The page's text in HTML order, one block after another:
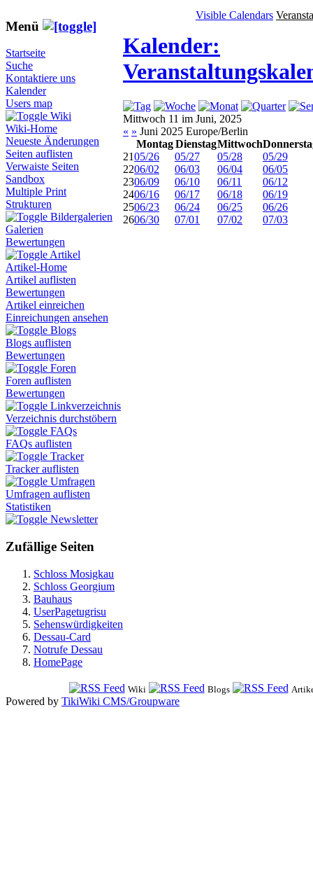
Menü
Startseite
Suche
Kontaktiere uns
Kalender
Users map
Wiki
Wiki-Home
Neueste Änderungen
Seiten auflisten
Verwaiste Seiten
Sandbox
Multiple Print
Strukturen
Bildergalerien
Galerien
Bewertungen
Artikel
Artikel-Home
Artikel auflisten
Bewertungen
Artikel einreichen
Einreichungen ansehen
Blogs
Blogs auflisten
Bewertungen
Foren
Foren auflisten
Bewertungen
Linkverzeichnis
Verzeichnis durchstöbern
FAQs
FAQs auflisten
Tracker
Tracker auflisten
Umfragen
Umfragen auflisten
Statistiken
Newsletter
Zufällige Seiten
Schloss Mosigkau
Schloss Georgium
Bauhaus
UserPagetugrisu
Sehenswürdigkeiten
Dessau-Card
Notrufe Dessau
HomePage
Visible Calendars
Kalender:
Mittwoch 11 im Juni, 2025
« » Juni 2025 Europe/Berlin
Montag DienstagMittwoch
2105/26 05/27 05/28
05/29
2206/02 06/03 06/04
06/05
2306/09 06/10 06/11
06/12
2406/16 06/17 06/18
06/19
2506/23 06/24 06/25
06/26
2606/30 07/01 07/02 07/03
Wiki Blogs
Powered by TikiWiki CMS/Groupware